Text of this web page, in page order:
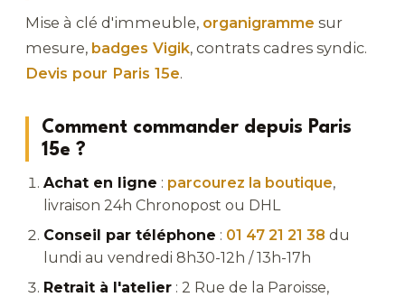
Mise à clé d'immeuble, organigramme sur
mesure, badges Vigik, contrats cadres syndic.
Devis pour Paris 15e.
Comment commander depuis Paris
15e ?
Achat en ligne : parcourez la boutique,
livraison 24h Chronopost ou DHL
Conseil par téléphone : 01 47 21 21 38 du
lundi au vendredi 8h30-12h / 13h-17h
Retrait à l'atelier : 2 Rue de la Paroisse,